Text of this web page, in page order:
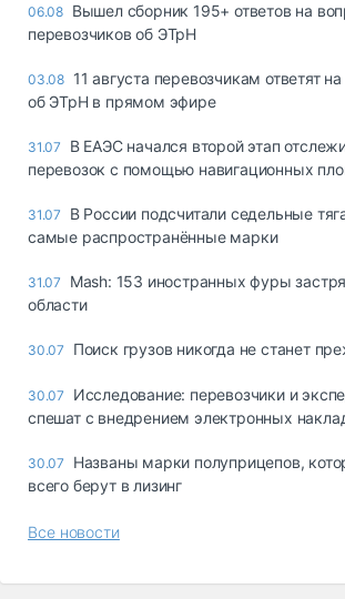
06.08 Вышел сборник 195+ ответов на
перевозчиков об ЭТрН
03.08 11 августа перевозчикам ответят
об ЭТрН в прямом эфире
31.07
В ЕАЭС начался второй этап
перевозок с помощью навигационных
31.07
В России подсчитали седельные
самые распространённые марки
31.07
Mash: 153 иностранных фуры
области
30.07 Поиск грузов никогда не станет
30.07
Исследование: перевозчики и
спешат с внедрением электронных
30.07
Названы марки полуприцепов,
всего берут в лизинг
Все новости